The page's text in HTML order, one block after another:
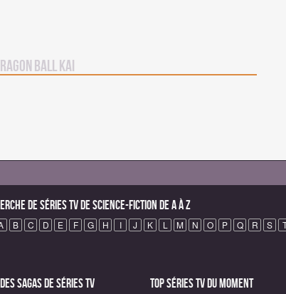
Ball Kai
de Séries TV de science-fiction de A à Z
B C D E F G H I J K L M N O P Q R S
sagas de Séries TV Top Séries TV du moment